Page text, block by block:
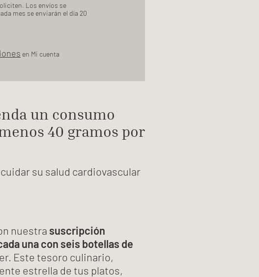
Los envíos se
mes se enviarán el día 20
en Mi cuenta
un consumo
40 gramos por
su salud cardiovascular
nuestra suscripción
una con seis botellas de
Este tesoro culinario,
estrella de tus platos,